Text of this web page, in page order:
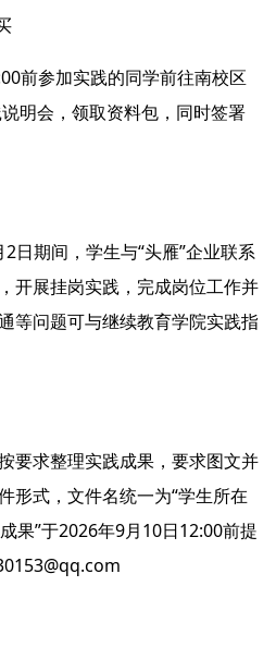
前参加实践的同学前往南校区
明会，领取资料包，同时签署
日期间，学生与“头雁”企业联系
开展挂岗实践，完成岗位工作并
等问题可与继续教育学院实践指
要求整理实践成果，要求图文并
形式，文件名统一为“学生所在
果”于2026年9月10日12:00前提